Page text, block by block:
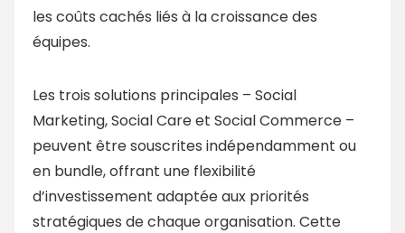
les coûts cachés liés à la croissance des
équipes.
Les trois solutions principales – Social
Marketing, Social Care et Social Commerce –
peuvent être souscrites indépendamment ou
en bundle, offrant une flexibilité
d’investissement adaptée aux priorités
stratégiques de chaque organisation. Cette